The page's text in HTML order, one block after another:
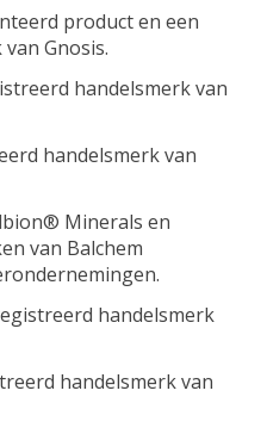
product en een
Gnosis.
handelsmerk van
handelsmerk van
Minerals en
van Balchem
handelsmerk
handelsmerk van